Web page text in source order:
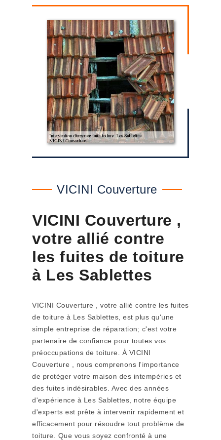
VICINI Couverture
VICINI Couverture ,
votre allié contre
les fuites de toiture
à Les Sablettes
VICINI Couverture , votre allié contre les fuites
de toiture à Les Sablettes, est plus qu'une
simple entreprise de réparation; c'est votre
partenaire de confiance pour toutes vos
préoccupations de toiture. À VICINI
Couverture , nous comprenons l'importance
de protéger votre maison des intempéries et
des fuites indésirables. Avec des années
d'expérience à Les Sablettes, notre équipe
d'experts est prête à intervenir rapidement et
efficacement pour résoudre tout problème de
toiture. Que vous soyez confronté à une